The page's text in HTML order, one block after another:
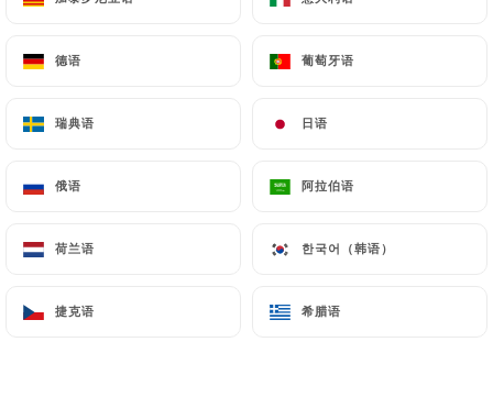
德语 葡萄牙语
瑞典语 日语
俄语 阿拉伯语
荷兰语 한국어（韩语）
捷克语 希腊语
主页 /
图库
德语 葡萄牙语
瑞典语 日语
俄语 阿拉伯语
荷兰语 한국어（韩语）
捷克语 希腊语